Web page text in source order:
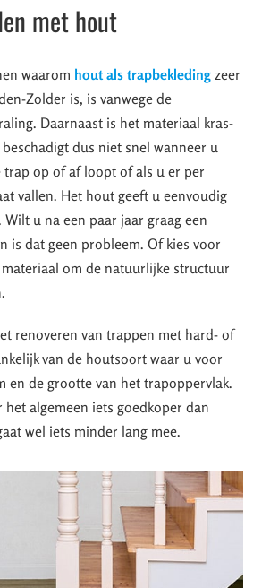
met hout
waarom hout als trapbekleding zeer
Zolder is, is vanwege de
Daarnaast is het materiaal kras-
dus niet snel wanneer u
trap op of af loopt of als u er per
vallen. Het hout geeft u eenvoudig
Wilt u na een paar jaar graag een
is dat geen probleem. Of kies voor
om de natuurlijke structuur
renoveren van trappen met hard- of
van de houtsoort waar u voor
en de grootte van het trapoppervlak.
algemeen iets goedkoper dan
wel iets minder lang mee.